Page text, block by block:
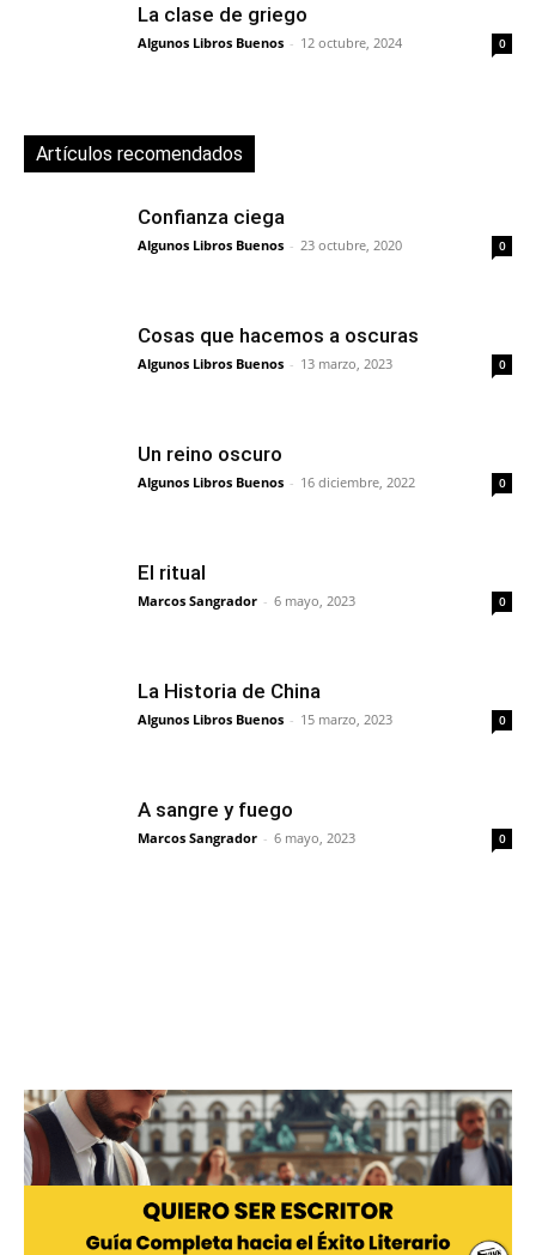
La clase de griego
Algunos Libros Buenos - 12 octubre, 2024 0
Artículos recomendados
Confianza ciega
Algunos Libros Buenos - 23 octubre, 2020 0
Cosas que hacemos a oscuras
Algunos Libros Buenos - 13 marzo, 2023 0
Un reino oscuro
Algunos Libros Buenos - 16 diciembre, 2022 0
El ritual
Marcos Sangrador - 6 mayo, 2023 0
La Historia de China
Algunos Libros Buenos - 15 marzo, 2023 0
A sangre y fuego
Marcos Sangrador - 6 mayo, 2023 0